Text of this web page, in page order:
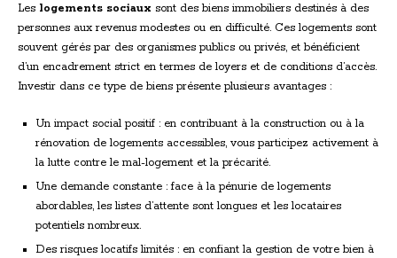
Les logements sociaux sont des biens immobiliers destinés à des
personnes aux revenus modestes ou en difficulté. Ces logements sont
souvent gérés par des organismes publics ou privés, et bénéficient
d’un encadrement strict en termes de loyers et de conditions d’accès.
Investir dans ce type de biens présente plusieurs avantages :
Un impact social positif : en contribuant à la construction ou à la
rénovation de logements accessibles, vous participez activement à
la lutte contre le mal-logement et la précarité.
Une demande constante : face à la pénurie de logements
abordables, les listes d’attente sont longues et les locataires
potentiels nombreux.
Des risques locatifs limités : en confiant la gestion de votre bien à